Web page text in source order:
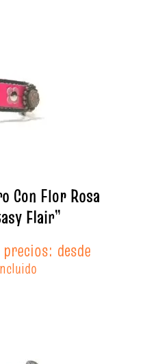
Con Flor Rosa
Flair”
precios: desde